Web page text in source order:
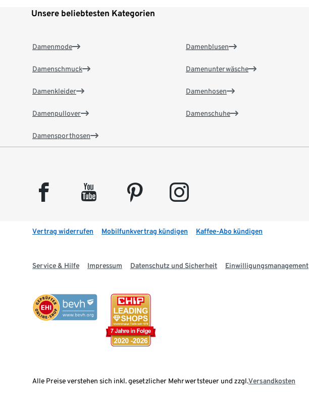
Unsere beliebtesten Kategorien
Damenmode
Damenschmuck
Damenkleider
Damenpullover
Damensporthosen
Damenblusen
Damenunterwäsche
Damenhosen
Damenschuhe
facebook youtube pinterest instagram
Vertrag widerrufen Mobilfunkvertrag kündigen Kaffee-Abo kündigen
Service & Hilfe Impressum Datenschutz und Sicherheit Einwilligungsmanagement
Alle Preise verstehen sich inkl. gesetzlicher Mehrwertsteuer und zzgl.Versandkosten